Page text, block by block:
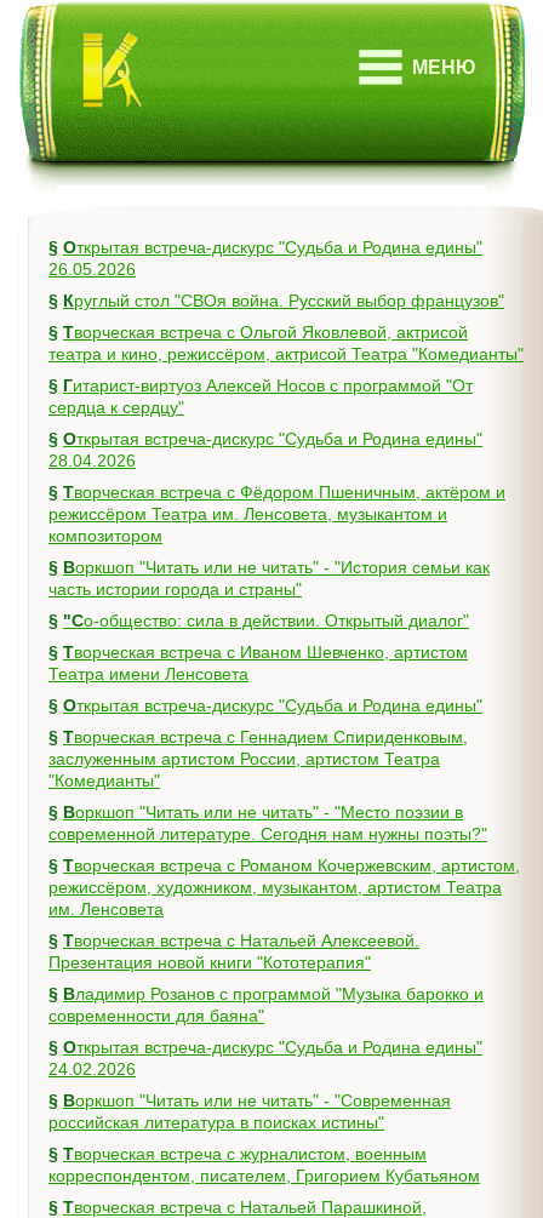
МЕНЮ
§ Открытая встреча-дискурс "Судьба и Родина едины"
26.05.2026
§
Круглый стол "СВОя война. Русский выбор французов"
§ Творческая встреча с Ольгой Яковлевой, актрисой
театра и кино, режиссёром, актрисой Театра "Комедианты"
§ Гитарист-виртуоз Алексей Носов с программой "От
сердца к сердцу"
§ Открытая встреча-дискурс "Судьба и Родина едины"
28.04.2026
§ Творческая встреча с Фёдором Пшеничным, актёром и
режиссёром Театра им. Ленсовета, музыкантом и
композитором
§ Воркшоп "Читать или не читать" - "История семьи как
часть истории города и страны"
§
"Со-общество: сила в действии. Открытый диалог"
§ Творческая встреча с Иваном Шевченко, артистом
Театра имени Ленсовета
§
Открытая встреча-дискурс "Судьба и Родина едины"
§ Творческая встреча с Геннадием Спириденковым,
заслуженным артистом России, артистом Театра
"Комедианты"
§ Воркшоп "Читать или не читать" - "Место поэзии в
современной литературе. Сегодня нам нужны поэты?"
§ Творческая встреча с Романом Кочержевским, артистом,
режиссёром, художником, музыкантом, артистом Театра
им. Ленсовета
§ Творческая встреча с Натальей Алексеевой.
Презентация новой книги "Кототерапия"
§ Владимир Розанов с программой "Музыка барокко и
современности для баяна"
§ Открытая встреча-дискурс "Судьба и Родина едины"
24.02.2026
§ Воркшоп "Читать или не читать" - "Современная
российская литература в поисках истины"
§ Творческая встреча с журналистом, военным
корреспондентом, писателем, Григорием Кубатьяном
§ Творческая встреча с Натальей Парашкиной,